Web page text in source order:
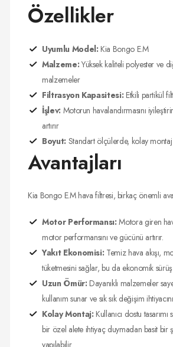
Özellikler
Uyumlu Model: Kia Bongo E.M
Malzeme:Yüksek kaliteli polyester ve
malzemeler
Filtrasyon Kapasitesi: Etkili partikül
İşlev: Motorun havalandırmasını
artırır
Boyut: Standart ölçülerde, kolay
Avantajları
Kia Bongo E.M hava filtresi, birkaç önemli
Motor Performansı: Motora giren
motor performansını ve gücünü artırır.
Yakıt Ekonomisi: Temiz hava akışı,
tüketmesini sağlar, bu da ekonomik
Uzun Ömür: Dayanıklı malzemeler
kullanım sunar ve sık sık değişim
Kolay Montaj: Kullanıcı dostu
bir özel alete ihtiyaç duymadan basit bir
yapılabilir.